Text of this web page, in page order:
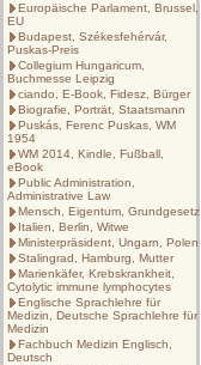
Europäische Parlament, Brussel,
EU
Budapest, Székesfehérvár,
Puskas-Preis
Collegium Hungaricum,
Buchmesse Leipzig
ciando, E-Book, Fidesz, Bürger
Biografie, Porträt, Staatsmann
Puskás, Ferenc Puskas, WM
1954
WM 2014, Kindle, Fußball,
eBook
Public Administration,
Administrative Law
Mensch, Eigentum, Grundgesetz
Italien, Berlin, Witwe
Ministerpräsident, Ungarn, Polen
Stalingrad, Hamburg, Mutter
Marienkäfer, Krebskrankheit,
Cytolytic immune lymphocytes
Englische Sprachlehre für
Medizin, Deutsche Sprachlehre für
Medizin
Fachbuch Medizin Englisch,
Deutsch